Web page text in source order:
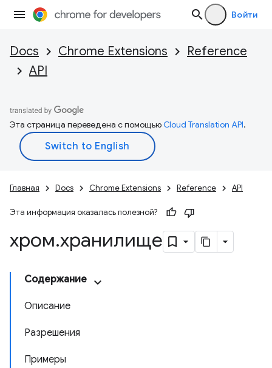
Войти
Docs Chrome Extensions
Reference
API
Эта страница переведена с помощьюCloud Translation API.
Главная Docs Chrome Extensions Reference API
Эта информация оказалась полезной?
хром.хранилище
Содержание
Описание
Разрешения
Примеры